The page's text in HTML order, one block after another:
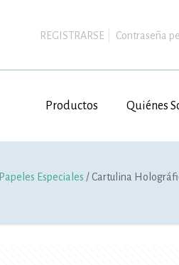
REGISTRARSE Contraseña
Productos Quiénes
Papeles Especiales / Cartulina